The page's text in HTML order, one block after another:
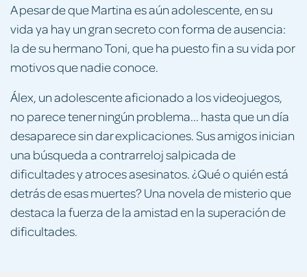
A pesar de que Martina es aún adolescente, en su
vida ya hay un gran secreto con forma de ausencia:
la de su hermano Toni, que ha puesto fin a su vida por
motivos que nadie conoce.
Álex, un adolescente aficionado a los videojuegos,
no parece tener ningún problema... hasta que un día
desaparece sin dar explicaciones. Sus amigos inician
una búsqueda a contrarreloj salpicada de
dificultades y atroces asesinatos. ¿Qué o quién está
detrás de esas muertes? Una novela de misterio que
destaca la fuerza de la amistad en la superación de
dificultades.